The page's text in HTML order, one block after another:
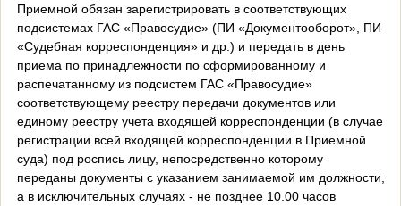
Приемной обязан зарегистрировать в соответствующих
подсистемах ГАС «Правосудие» (ПИ «Документооборот», ПИ
«Судебная корреспонденция» и др.) и передать в день
приема по принадлежности по сформированному и
распечатанному из подсистем ГАС «Правосудие»
соответствующему реестру передачи документов или
единому реестру учета входящей корреспонденции (в случае
регистрации всей входящей корреспонденции в Приемной
суда) под роспись лицу, непосредственно которому
переданы документы с указанием занимаемой им должности,
а в исключительных случаях - не позднее 10.00 часов